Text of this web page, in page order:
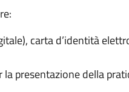
carta d’identità
presentazione della